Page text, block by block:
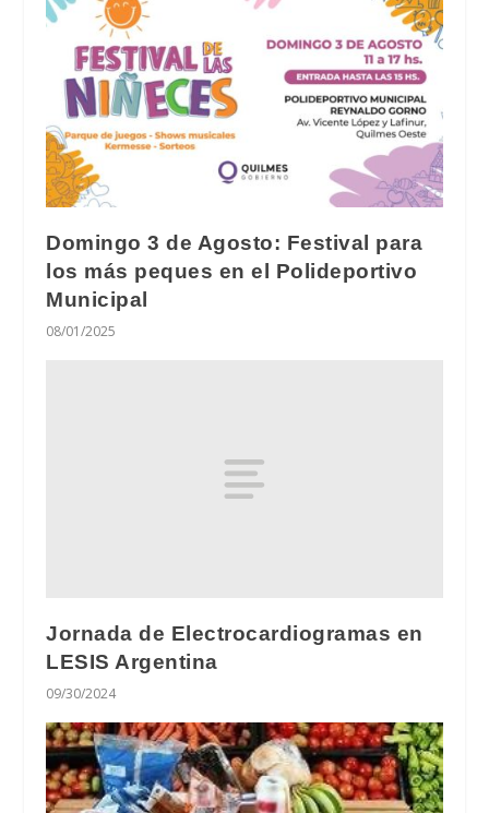
Domingo 3 de Agosto: Festival para
los más peques en el Polideportivo
Municipal
08/01/2025
Jornada de Electrocardiogramas en
LESIS Argentina
09/30/2024